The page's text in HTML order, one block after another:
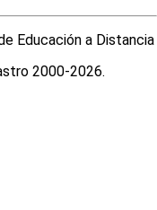
2000-2026.